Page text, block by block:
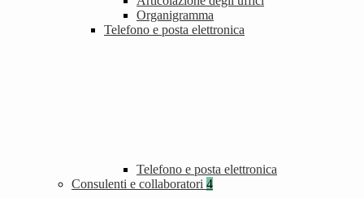
Organigramma
Telefono e posta elettronica
Telefono e posta elettronica
Consulenti e collaboratori 4